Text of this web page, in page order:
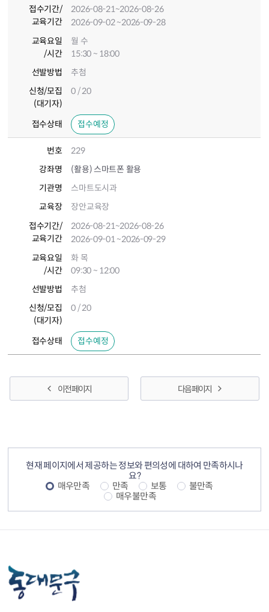
접수기간/
교육기간
2026-08-21~2026-08-26
2026-09-02~2026-09-28
교육요일
/시간
월 수
15:30 ~ 18:00
선발방법
추첨
신청/모집
(대기자)
0 / 20
접수상태 접수예정
번호
229
강좌명
(활용) 스마트폰 활용
기관명
스마트도시과
교육장
장안교육장
접수기간/
교육기간
2026-08-21~2026-08-26
2026-09-01~2026-09-29
교육요일
/시간
화 목
09:30 ~ 12:00
선발방법
추첨
신청/모집
(대기자)
0 / 20
접수상태 접수예정
이전 페이지 다음 페이지
현재 페이지에서 제공하는 정보와 편의성에 대하여 만족하시나
요?
매우만족
만족 보통
불만족
매우불만족